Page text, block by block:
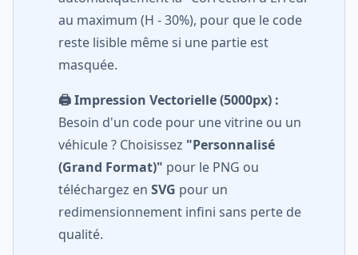
au maximum (H - 30%), pour que le code
reste lisible même si une partie est
masquée.
🖨️ Impression Vectorielle (5000px) :
Besoin d'un code pour une vitrine ou un
véhicule ? Choisissez "Personnalisé
(Grand Format)" pour le PNG ou
téléchargez en SVG pour un
redimensionnement infini sans perte de
qualité.